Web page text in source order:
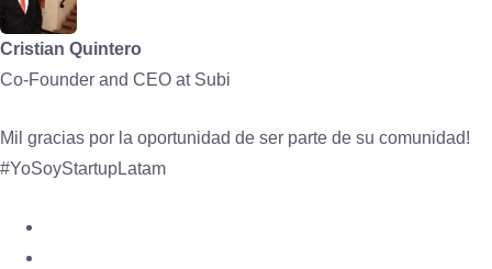
Cristian Quintero
Co-Founder and CEO at Subi
Mil gracias por la oportunidad de ser parte de su comunidad!
#YoSoyStartupLatam